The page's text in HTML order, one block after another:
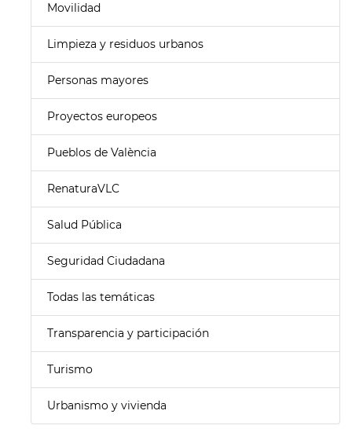
Movilidad
Limpieza y residuos urbanos
Personas mayores
Proyectos europeos
Pueblos de València
RenaturaVLC
Salud Pública
Seguridad Ciudadana
Todas las temáticas
Transparencia y participación
Turismo
Urbanismo y vivienda